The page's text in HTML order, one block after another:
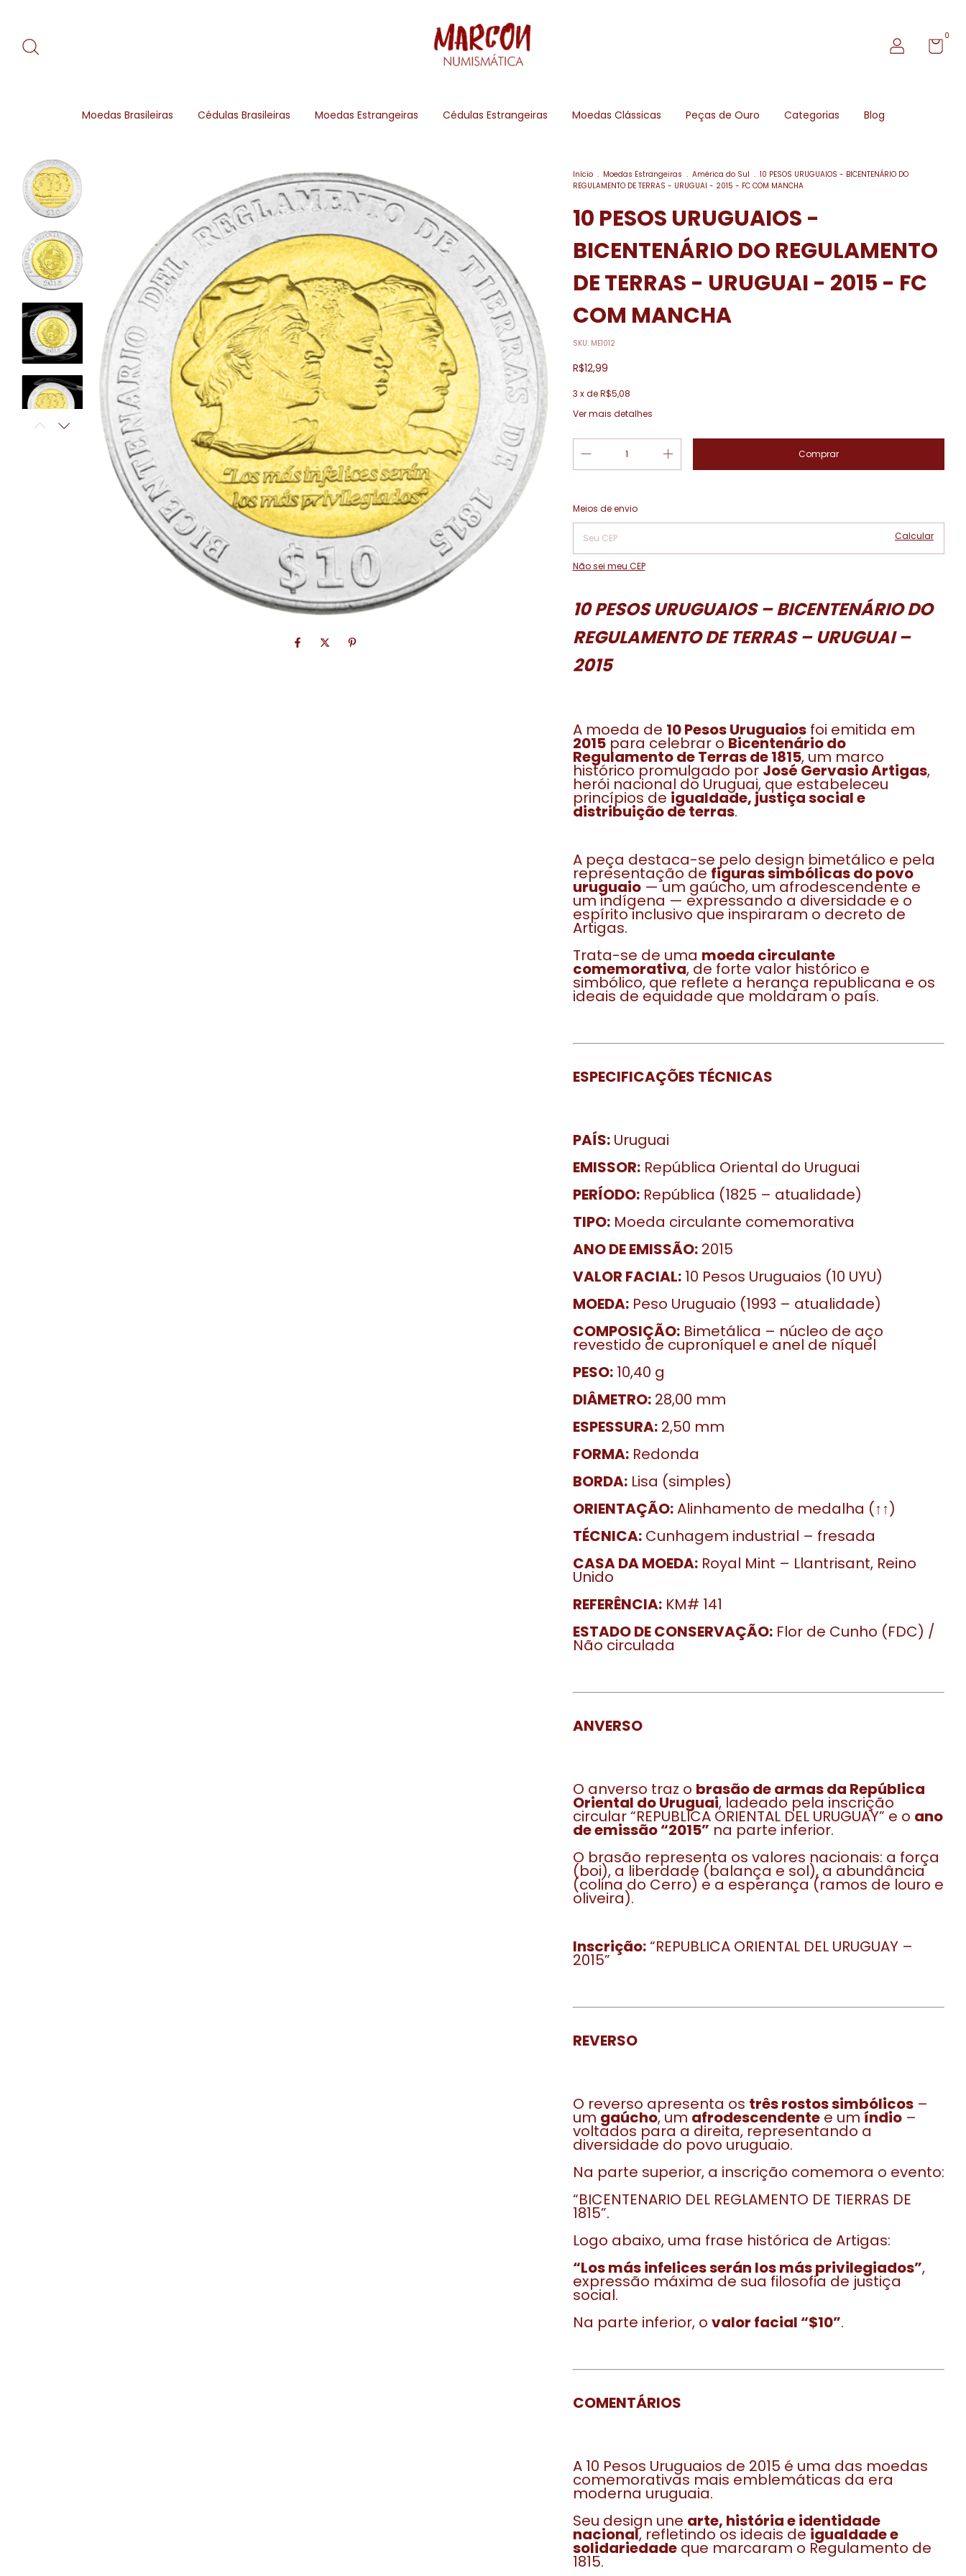
0
Moedas Brasileiras Cédulas Brasileiras Moedas Estrangeiras Cédulas Estrangeiras Moedas Clássicas Peças de Ouro Categorias Blog
Início . Moedas Estrangeiras . América do Sul . 10 PESOS URUGUAIOS - BICENTENÁRIO DO
REGULAMENTO DE TERRAS - URUGUAI - 2015 - FC COM MANCHA
10 PESOS URUGUAIOS -
BICENTENÁRIO DO REGULAMENTO
DE TERRAS - URUGUAI - 2015 - FC
COM MANCHA
SKU: ME1012
R$12,99
3 x deR$5,08
Ver mais detalhes
Entregas para o CEP:
Meios de envio
Calcular
Não sei meu CEP
10 PESOS URUGUAIOS – BICENTENÁRIO DO
REGULAMENTO DE TERRAS – URUGUAI –
2015
A moeda de 10 Pesos Uruguaiosfoi emitida em
2015para celebrar o Bicentenário do
Regulamento de Terras de 1815, um marco
histórico promulgado por José Gervasio Artigas,
herói nacional do Uruguai, que estabeleceu
princípios de igualdade, justiça social e
distribuição de terras.
A peça destaca-se pelo design bimetálico e pela
representação de figuras simbólicas do povo
uruguaio— um gaúcho, um afrodescendente e
um indígena — expressando a diversidade e o
espírito inclusivo que inspiraram o decreto de
Artigas.
Trata-se de uma moeda circulante
comemorativa, de forte valor histórico e
simbólico, que reflete a herança republicana e os
ideais de equidade que moldaram o país.
ESPECIFICAÇÕES TÉCNICAS
PAÍS:Uruguai
EMISSOR:República Oriental do Uruguai
PERÍODO:República (1825 – atualidade)
TIPO:Moeda circulante comemorativa
ANO DE EMISSÃO:2015
VALOR FACIAL:10 Pesos Uruguaios (10 UYU)
MOEDA:Peso Uruguaio (1993 – atualidade)
COMPOSIÇÃO:Bimetálica – núcleo de aço
revestido de cuproníquel e anel de níquel
PESO:10,40 g
DIÂMETRO:28,00 mm
ESPESSURA:2,50 mm
FORMA:Redonda
BORDA:Lisa (simples)
ORIENTAÇÃO:Alinhamento de medalha (↑↑)
TÉCNICA:Cunhagem industrial – fresada
CASA DA MOEDA:Royal Mint – Llantrisant, Reino
Unido
REFERÊNCIA:KM# 141
ESTADO DE CONSERVAÇÃO:Flor de Cunho (FDC) /
Não circulada
ANVERSO
O anverso traz o brasão de armas da República
Oriental do Uruguai, ladeado pela inscrição
circular “REPUBLICA ORIENTAL DEL URUGUAY” e o ano
de emissão “2015” na parte inferior.
O brasão representa os valores nacionais: a força
(boi), a liberdade (balança e sol), a abundância
(colina do Cerro) e a esperança (ramos de louro e
oliveira).
Inscrição:“REPUBLICA ORIENTAL DEL URUGUAY –
2015”
REVERSO
O reverso apresenta os três rostos simbólicos–
um gaúcho, um afrodescendentee um índio–
voltados para a direita, representando a
diversidade do povo uruguaio.
Na parte superior, a inscrição comemora o evento:
“BICENTENARIO DEL REGLAMENTO DE TIERRAS DE
1815”.
Logo abaixo, uma frase histórica de Artigas:
“Los más infelices serán los más privilegiados”,
expressão máxima de sua filosofia de justiça
social.
Na parte inferior, o valor facial “$10”.
COMENTÁRIOS
A 10 Pesos Uruguaios de 2015 é uma das moedas
comemorativas mais emblemáticas da era
moderna uruguaia.
Seu design une arte, história e identidade
nacional, refletindo os ideais de igualdade e
solidariedadeque marcaram o Regulamento de
1815.